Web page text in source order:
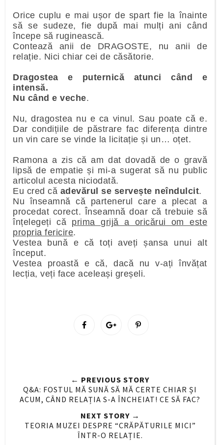
Orice cuplu e mai ușor de spart fie la înainte
să se sudeze, fie după mai mulți ani când
începe să ruginească.
Contează anii de DRAGOSTE, nu anii de
relație. Nici chiar cei de căsătorie.
Dragostea e puternică atunci când e
intensă.
Nu când e veche.
Nu, dragostea nu e ca vinul. Sau poate că e.
Dar condițiile de păstrare fac diferența dintre
un vin care se vinde la licitație și un… oțet.
Ramona a zis că am dat dovadă de o gravă
lipsă de empatie și mi-a sugerat să nu public
articolul acesta niciodată.
Eu cred că adevărul se servește neîndulcit.
Nu înseamnă că partenerul care a plecat a
procedat corect. Înseamnă doar că trebuie să
înțelegeți că prima grijă a oricărui om este
propria fericire.
Vestea bună e că toți aveți șansa unui alt
început.
Vestea proastă e că, dacă nu v-ați învățat
lecția, veți face aceleași greșeli.
O
n
a
c
O
n
o
o
← PREVIOUS STORY
Q&A: FOSTUL MĂ SUNĂ SĂ MĂ CERTE CHIAR ȘI
ACUM, CÂND RELAȚIA S-A ÎNCHEIAT! CE SĂ FAC?
NEXT STORY →
TEORIA MUZEI DESPRE “CRĂPĂTURILE MICI”
ÎNTR-O RELAȚIE.